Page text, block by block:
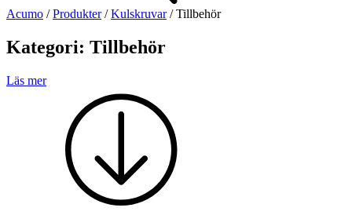
Se alla kategorier Se alla produkter
Se alla leverantörer
Teknisk support
Offertförfrågan
Acumo /Produkter/Kulskruvar/Tillbehör
Kategori: Tillbehör
Läs mer